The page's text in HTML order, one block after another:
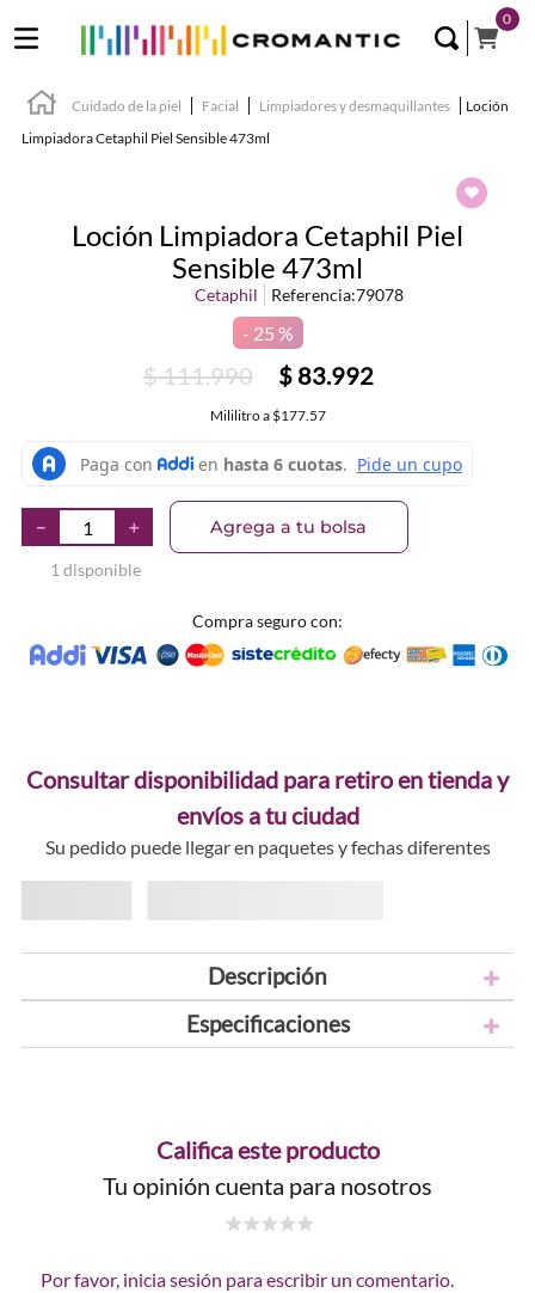
0
Cuidado de la piel Facial Limpiadores y desmaquillantes
Loción
Limpiadora Cetaphil Piel Sensible 473ml
Loción Limpiadora Cetaphil Piel
Sensible 473ml
Cetaphil Referencia:79078
25 %
$111.990 $ 83.992
Mililitroa $177.57
＋
－
1 disponible
Agrega a tu bolsa
Compra seguro con:
Consultar disponibilidad para retiro en tienda y
envíos a tu ciudad
Su pedido puede llegar en paquetes y fechas diferentes
Descripción
Especificaciones
Califica este producto
Tu opinión cuenta para nosotros
Por favor, inicia sesión para escribir un comentario.